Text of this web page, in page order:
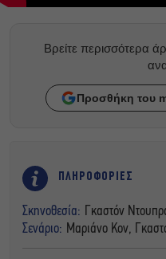
Βρείτε περισσότερα
Προσθήκη του
ΠΛΗΡΟΦΟΡΙΕΣ
Σκηνοθεσία:
Γκαστόν
Σενάριο: Μαριάνο Κον,